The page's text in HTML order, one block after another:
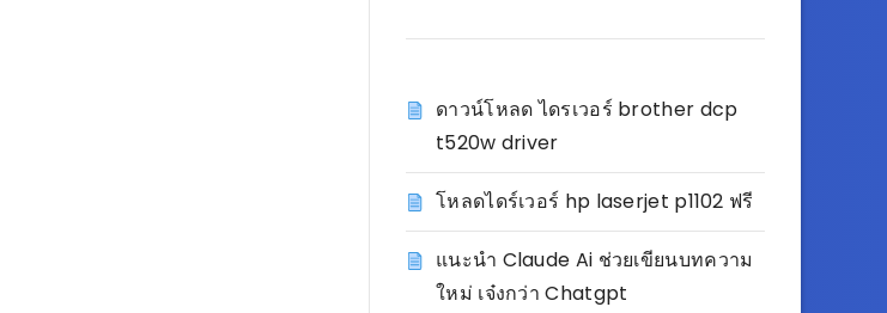
ดาวน์โหลด ไดรเวอร์ brother dcp
t520w driver
โหลดไดร์เวอร์ hp laserjet p1102 ฟรี
แนะนำ Claude Ai ช่วยเขียนบทความ
ใหม่ เจ๋งกว่า Chatgpt